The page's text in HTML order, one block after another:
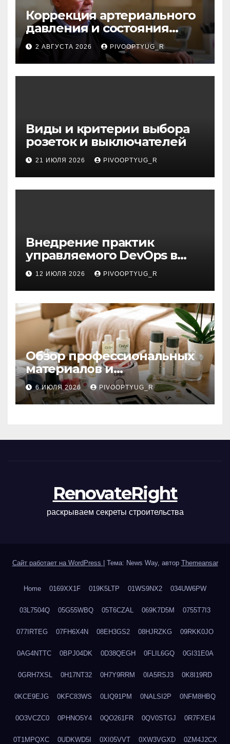
Коррекция артериального
давления и состояния
сосудов в профилактике
инсульта
2 АВГУСТА 2026 PIVOOPTYUG_R
Виды и критерии выбора
розеток и выключателей
21 ИЮЛЯ 2026 PIVOOPTYUG_R
Внедрение практик
управляемого DevOps в
корпоративную ИТ-
инфраструктуру
12 ИЮЛЯ 2026 PIVOOPTYUG_R
Обзор профессиональных
материалов и
инструментов для
маникюра, депиляции,
наращивания ресниц и
6 ИЮЛЯ 2026 PIVOOPTYUG_R
RenovateRight
раскрываем секреты строительства
Сайт работает на WordPress | Тема: News Way, автор Themeansar
Home 0169XX1F 019K5LTP 01WS9NX2 034UW6PW
03L7504Q 05G55WBQ 05T6CZAL 069K7D5M 0755T7I3
077IRTEG 07FH6X4N 08EH3GS2 08HJRZKG 09RKK0JO
0AG4NTTC 0BPJ04DK 0D38QEGH 0FLIL6GQ 0GI31E0A
0GRH7XSL 0H17NT32 0H7Y9RRM 0IA5RSJ3 0K8I19RD
0KCE9EJG 0KFC83WS 0LIQ91PM 0NALSI2P 0NFM8HBQ
0O3VCZC0 0PHNO5Y4 0QO261FR 0QV0STGJ 0R7FXEI4
0T1MPQXC 0UDKWD5I 0XI05VVT 0XW3VGXD 0ZM4J2CX